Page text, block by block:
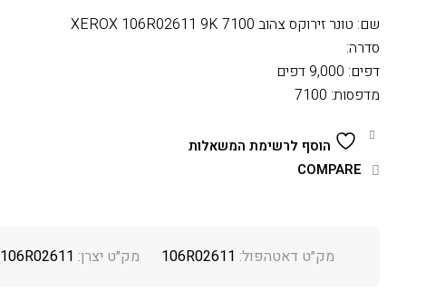
שם: טונר זירוקס צהוב 7100 XEROX 106R02611 9K
סדרה:
דפים: 9,000 דפים
מדפסות: 7100
הוסף לרשימת המשאלות
COMPARE
מק״ט דאטהפול: 106R02611 מק״ט יצרן: 106R02611